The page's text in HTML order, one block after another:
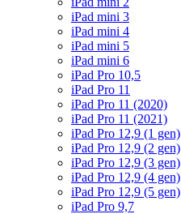
iPad mini 3
iPad mini 4
iPad mini 5
iPad mini 6
iPad Pro 10,5
iPad Pro 11
iPad Pro 11 (2020)
iPad Pro 11 (2021)
iPad Pro 12,9 (1 gen)
iPad Pro 12,9 (2 gen)
iPad Pro 12,9 (3 gen)
iPad Pro 12,9 (4 gen)
iPad Pro 12,9 (5 gen)
iPad Pro 9,7